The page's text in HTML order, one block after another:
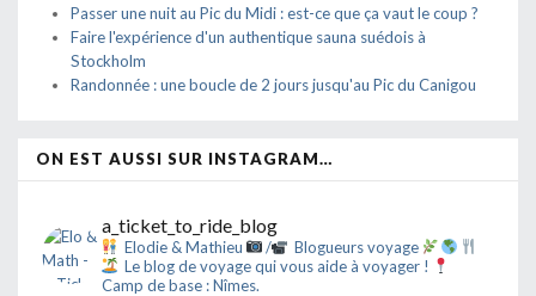
Passer une nuit au Pic du Midi : est-ce que ça vaut le coup ?
Faire l'expérience d'un authentique sauna suédois à
Stockholm
Randonnée : une boucle de 2 jours jusqu'au Pic du Canigou
ON EST AUSSI SUR INSTAGRAM…
a_ticket_to_ride_blog
Elodie & Mathieu /
Blogueurs voyage
Le blog de voyage qui vous aide à voyager !
Camp de base : Nîmes.